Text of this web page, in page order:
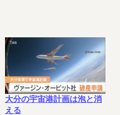
大分の宇宙港計画は泡と消
える